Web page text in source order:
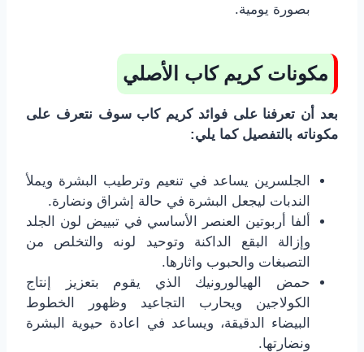
بصورة يومية.
مكونات كريم كاب الأصلي
بعد أن تعرفنا على فوائد كريم كاب سوف نتعرف على
مكوناته بالتفصيل كما يلي:
الجلسرين يساعد في تنعيم وترطيب البشرة ويملأ
الندبات ليجعل البشرة في حالة إشراق ونضارة.
ألفا أربوتين العنصر الأساسي في تبييض لون الجلد
وإزالة البقع الداكنة وتوحيد لونه والتخلص من
التصبغات والحبوب واثارها.
حمض الهيالورونيك الذي يقوم بتعزيز إنتاج
الكولاجين ويحارب التجاعيد وظهور الخطوط
البيضاء الدقيقة، ويساعد في اعادة حيوية البشرة
ونضارتها.